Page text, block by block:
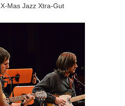
X-Mas Jazz Xtra-Gut